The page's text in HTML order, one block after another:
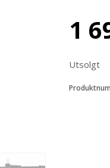
1
Utsolgt